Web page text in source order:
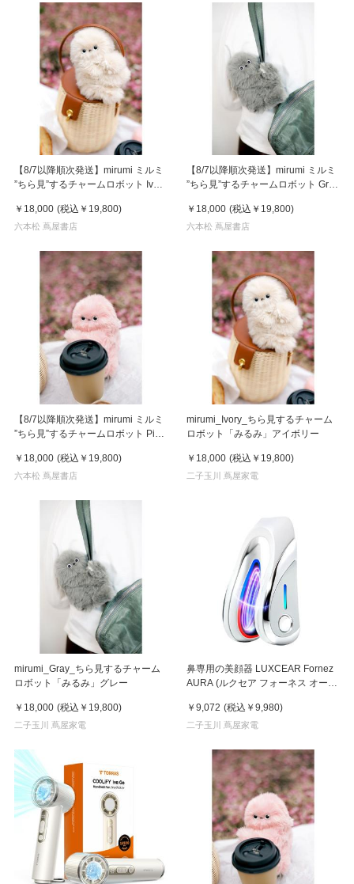
【8/7以降順次発送】mirumi ミルミ
”ちら見”するチャームロボット Ivory
￥18,000 (税込 ￥19,800)
六本松 蔦屋書店
【8/7以降順次発送】mirumi ミルミ
”ちら見”するチャームロボット Gray
￥18,000 (税込 ￥19,800)
六本松 蔦屋書店
【8/7以降順次発送】mirumi ミルミ
”ちら見”するチャームロボット Pink
￥18,000 (税込 ￥19,800)
六本松 蔦屋書店
mirumi_Ivory_ちら見するチャーム
ロボット「みるみ」アイボリー
￥18,000 (税込 ￥19,800)
二子玉川 蔦屋家電
mirumi_Gray_ちら見するチャーム
ロボット「みるみ」グレー
￥18,000 (税込 ￥19,800)
二子玉川 蔦屋家電
鼻専用の美顔器 LUXCEAR Fornez
AURA (ルクセア フォーネス オー
￥9,072 (税込 ￥9,980)
二子玉川 蔦屋家電